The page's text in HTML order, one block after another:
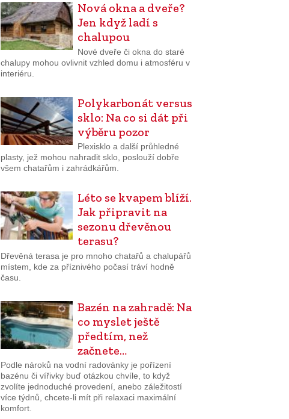
Nová okna a dveře?
Jen když ladí s
chalupou
Nové dveře či okna do staré
chalupy mohou ovlivnit vzhled domu i atmosféru v
interiéru.
Polykarbonát versus
sklo: Na co si dát při
výběru pozor
Plexisklo a další průhledné
plasty, jež mohou nahradit sklo, poslouží dobře
všem chatařům i zahrádkářům.
Léto se kvapem blíží.
Jak připravit na
sezonu dřevěnou
terasu?
Dřevěná terasa je pro mnoho chatařů a chalupářů
místem, kde za příznivého počasí tráví hodně
času.
Bazén na zahradě: Na
co myslet ještě
předtím, než
začnete…
Podle nároků na vodní radovánky je pořízení
bazénu či vířivky buď otázkou chvíle, to když
zvolíte jednoduché provedení, anebo záležitostí
více týdnů, chcete-li mít při relaxaci maximální
komfort.